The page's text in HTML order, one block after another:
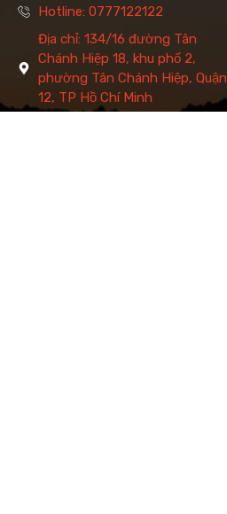
Hotline: 0777122122
Địa chỉ: 134/16 đường Tân
Chánh Hiệp 18, khu phố 2,
phường Tân Chánh Hiệp, Quận
12, TP Hồ Chí Minh